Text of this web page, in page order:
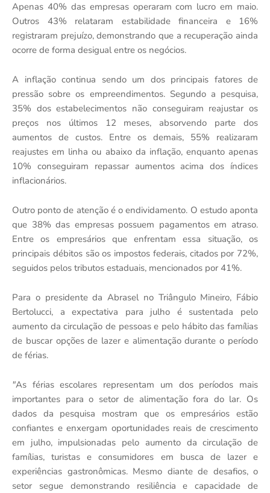
Apenas 40% das empresas operaram com lucro em maio.
Outros 43% relataram estabilidade financeira e 16%
registraram prejuízo, demonstrando que a recuperação ainda
ocorre de forma desigual entre os negócios.
A inflação continua sendo um dos principais fatores de
pressão sobre os empreendimentos. Segundo a pesquisa,
35% dos estabelecimentos não conseguiram reajustar os
preços nos últimos 12 meses, absorvendo parte dos
aumentos de custos. Entre os demais, 55% realizaram
reajustes em linha ou abaixo da inflação, enquanto apenas
10% conseguiram repassar aumentos acima dos índices
inflacionários.
Outro ponto de atenção é o endividamento. O estudo aponta
que 38% das empresas possuem pagamentos em atraso.
Entre os empresários que enfrentam essa situação, os
principais débitos são os impostos federais, citados por 72%,
seguidos pelos tributos estaduais, mencionados por 41%.
Para o presidente da Abrasel no Triângulo Mineiro, Fábio
Bertolucci, a expectativa para julho é sustentada pelo
aumento da circulação de pessoas e pelo hábito das famílias
de buscar opções de lazer e alimentação durante o período
de férias.
"As férias escolares representam um dos períodos mais
importantes para o setor de alimentação fora do lar. Os
dados da pesquisa mostram que os empresários estão
confiantes e enxergam oportunidades reais de crescimento
em julho, impulsionadas pelo aumento da circulação de
famílias, turistas e consumidores em busca de lazer e
experiências gastronômicas. Mesmo diante de desafios, o
setor segue demonstrando resiliência e capacidade de